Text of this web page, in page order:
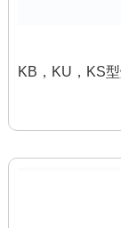
KB，KU，KS